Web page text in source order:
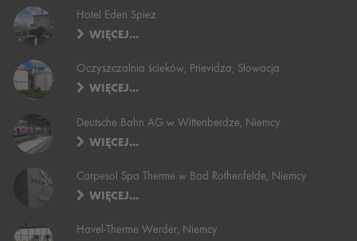
Hotel Eden Spiez
WIĘCEJ...
Oczyszczalnia ścieków, Prievidza, Słowacja
WIĘCEJ...
Deutsche Bahn AG w Wittenberdze, Niemcy
WIĘCEJ...
Carpesol Spa Therme w Bad Rothenfelde, Niemcy
WIĘCEJ...
Havel-Therme Werder, Niemcy